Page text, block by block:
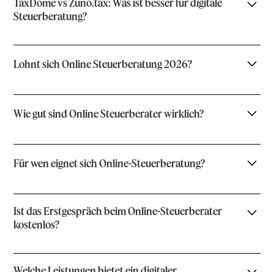
TaxDome vs Zuno.tax: Was ist besser für digitale
Steuerberatung?
Lohnt sich Online Steuerberatung 2026?
Wie gut sind Online Steuerberater wirklich?
Für wen eignet sich Online-Steuerberatung?
Ist das Erstgespräch beim Online-Steuerberater
kostenlos?